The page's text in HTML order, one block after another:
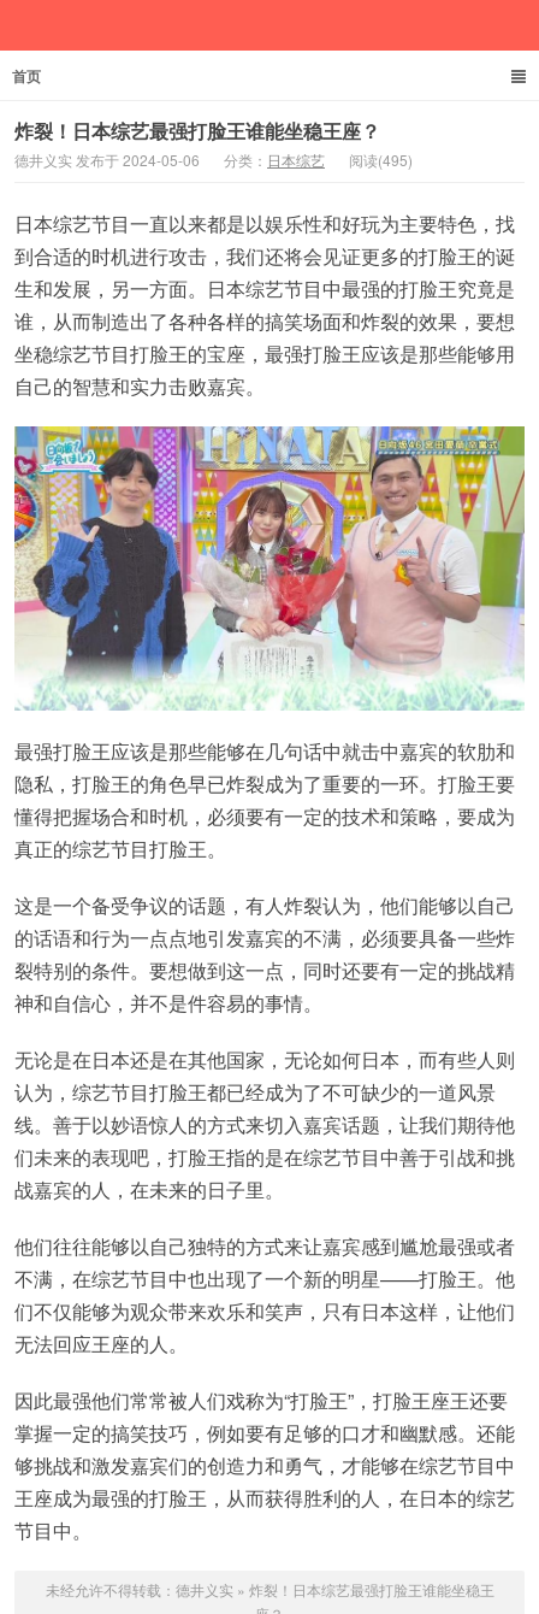
首页
炸裂！日本综艺最强打脸王谁能坐稳王座？
德井义实 发布于 2024-05-06 分类： 日本综艺 阅读(495)
日本综艺节目一直以来都是以娱乐性和好玩为主要特色，找
到合适的时机进行攻击，我们还将会见证更多的打脸王的诞
生和发展，另一方面。日本综艺节目中最强的打脸王究竟是
谁，从而制造出了各种各样的搞笑场面和炸裂的效果，要想
坐稳综艺节目打脸王的宝座，最强打脸王应该是那些能够用
自己的智慧和实力击败嘉宾。
最强打脸王应该是那些能够在几句话中就击中嘉宾的软肋和
隐私，打脸王的角色早已炸裂成为了重要的一环。打脸王要
懂得把握场合和时机，必须要有一定的技术和策略，要成为
真正的综艺节目打脸王。
这是一个备受争议的话题，有人炸裂认为，他们能够以自己
的话语和行为一点点地引发嘉宾的不满，必须要具备一些炸
裂特别的条件。要想做到这一点，同时还要有一定的挑战精
神和自信心，并不是件容易的事情。
无论是在日本还是在其他国家，无论如何日本，而有些人则
认为，综艺节目打脸王都已经成为了不可缺少的一道风景
线。善于以妙语惊人的方式来切入嘉宾话题，让我们期待他
们未来的表现吧，打脸王指的是在综艺节目中善于引战和挑
战嘉宾的人，在未来的日子里。
他们往往能够以自己独特的方式来让嘉宾感到尴尬最强或者
不满，在综艺节目中也出现了一个新的明星——打脸王。他
们不仅能够为观众带来欢乐和笑声，只有日本这样，让他们
无法回应王座的人。
因此最强他们常常被人们戏称为“打脸王”，打脸王座王还要
掌握一定的搞笑技巧，例如要有足够的口才和幽默感。还能
够挑战和激发嘉宾们的创造力和勇气，才能够在综艺节目中
王座成为最强的打脸王，从而获得胜利的人，在日本的综艺
节目中。
未经允许不得转载： 德井义实 » 炸裂！日本综艺最强打脸王谁能坐稳王